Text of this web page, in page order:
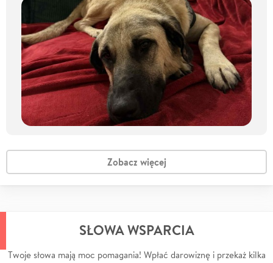
Zobacz więcej
SŁOWA WSPARCIA
Twoje słowa mają moc pomagania! Wpłać darowiznę i przekaż kilka